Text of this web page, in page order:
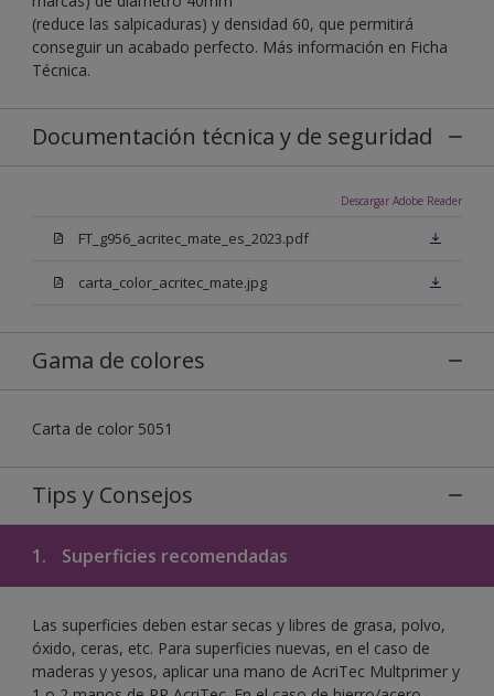
(reduce las salpicaduras) y densidad 60, que permitirá
conseguir un acabado perfecto. Más información en Ficha
Técnica.
Documentación técnica y de seguridad
Descargar Adobe Reader
FT_g956_acritec_mate_es_2023.pdf
carta_color_acritec_mate.jpg
Gama de colores
Carta de color 5051
Tips y Consejos
1. Superficies recomendadas
Las superficies deben estar secas y libres de grasa, polvo,
óxido, ceras, etc. Para superficies nuevas, en el caso de
maderas y yesos, aplicar una mano de AcriTec Multprimer y